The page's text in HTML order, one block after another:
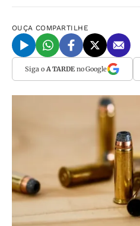
OUÇA COMPARTILHE
Siga o A TARDEno Google